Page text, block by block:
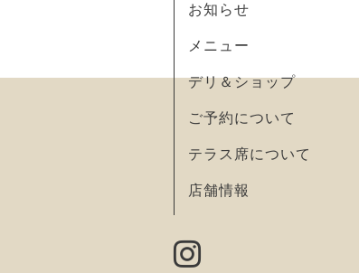
お知らせ
メニュー
デリ＆ショップ
ご予約について
テラス席について
店舗情報